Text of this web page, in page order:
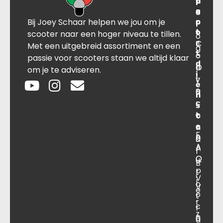
Bij Joey Schaar helpen we jou om je
scooter naar een hoger niveau te tillen.
Met een uitgebreid assortiment en een
passie voor scooters staan we altijd klaar
om je te adviseren.
s
p
o
r
t
d
i
e
n
s
t
e
n
A
u
t
o
t
r
a
B
l
o
g
O
v
e
r
o
n
s
O
p
l
o
c
a
o
r
t
C
o
n
t
a
c
t
F
A
Q
V
e
r
z
a
c
t
J
o
e
y
S
c
h
a
a
r
B
.
V
.
0